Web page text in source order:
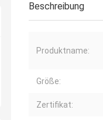
Beschreibung
Produktname:
Größe:
Zertifikat: